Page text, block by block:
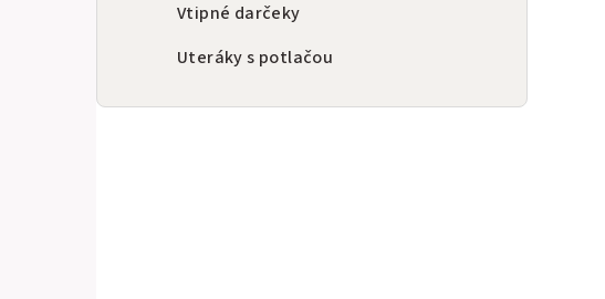
Vtipné darčeky
Uteráky s potlačou